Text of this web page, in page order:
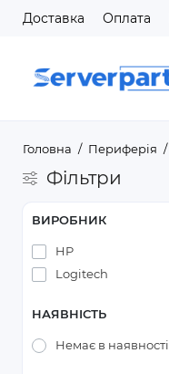
Доставка Оплата
Головна Периферія
Фільтри
ВИРОБНИК
HP
Logitech
НАЯВНІСТЬ
Немає в наявності